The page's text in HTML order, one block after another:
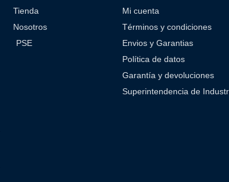
Tienda
Nosotros
PSE
Mi cuenta
Términos y condiciones
Envios y Garantias
Política de datos
Garantía y devoluciones
Superintendencia de